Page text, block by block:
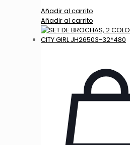
Añadir al carrito
Añadir al carrito